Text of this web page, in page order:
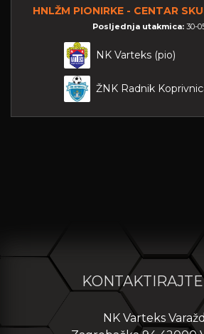
HNLŽM PIONIRKE - CENTAR
Posljednja utakmica: 30-
NK Varteks (pio)
ŽNK Radnik
NK Varteks